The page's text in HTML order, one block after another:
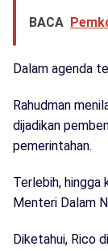
BACA
Dalam agenda
Rahudman
dijadikan
pemerintahan.
Terlebih, hingga
Menteri Dalam
Diketahui, Rico